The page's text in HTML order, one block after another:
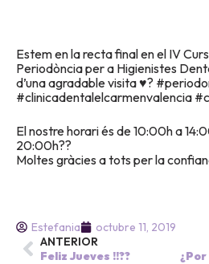
Estem en la recta final en el IV
Periodòncia per a Higienistes
d’una agradable visita ♥?
#clinicadentalelcarmenvalencia
El nostre horari és de 10:00h a
20:00h??
Moltes gràcies a tots per la
Estefania
octubre 11, 2019
ANTERIOR
Feliz Jueves !!??